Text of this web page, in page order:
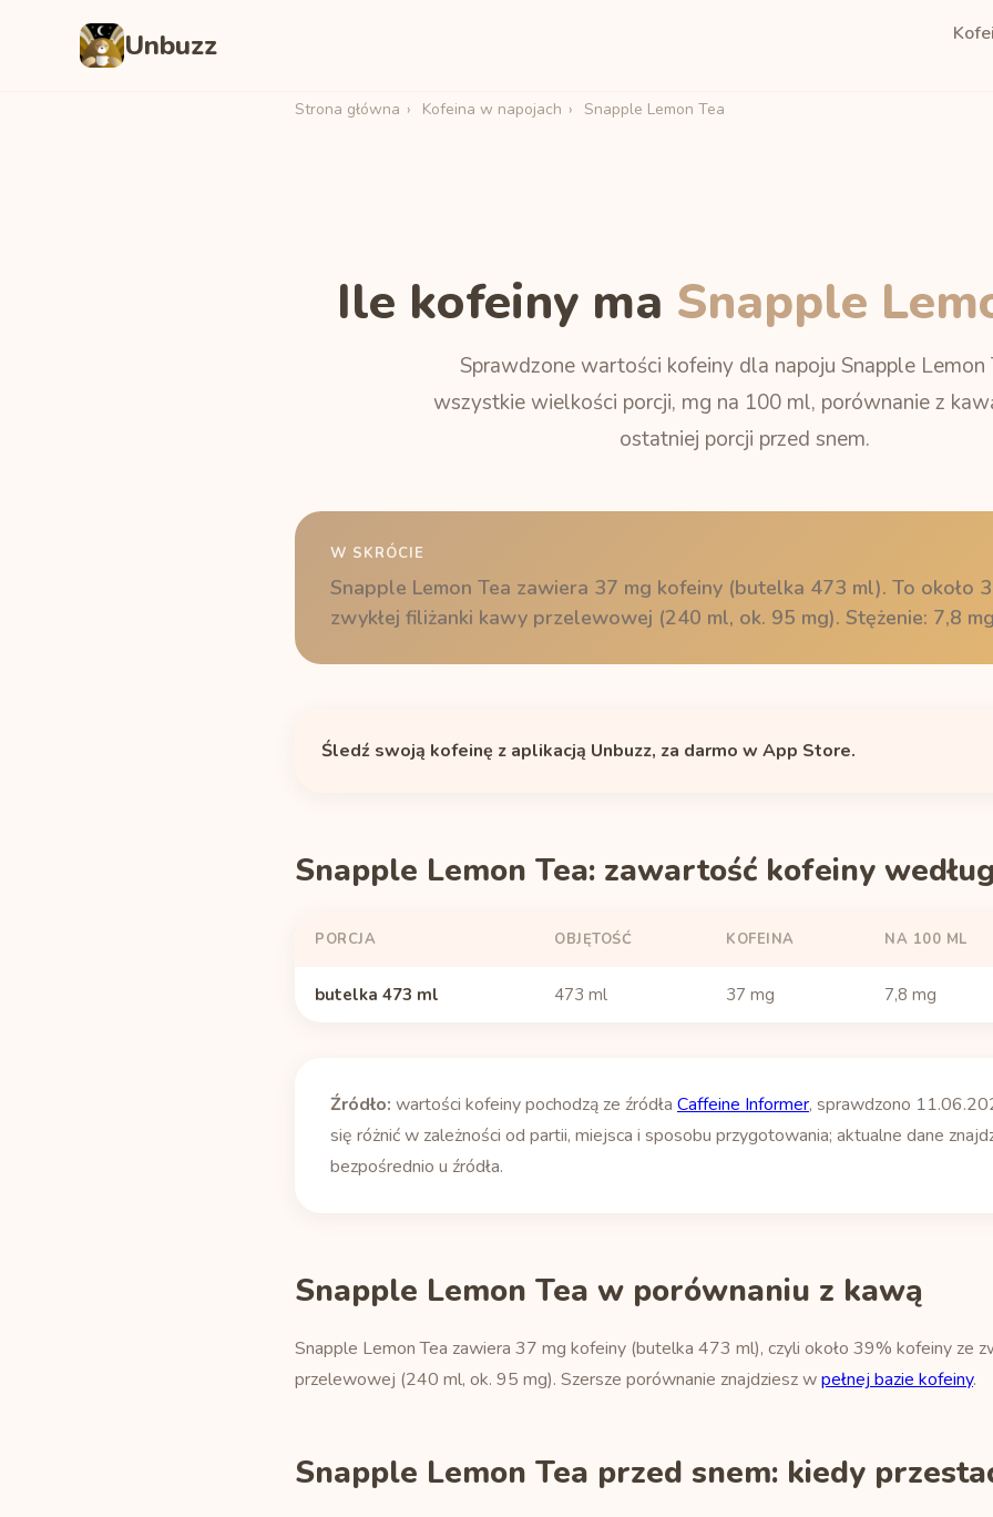
Unbuzz
Strona główna › Kofeina w napojach › Snapple Lemon Tea
Ile kofeiny ma Snapple
Sprawdzone wartości kofeiny dla napoju Snapple Lemon
wszystkie wielkości porcji, mg na 100 ml, porównanie z
ostatniej porcji przed snem.
W SKRÓCIE
Snapple Lemon Tea zawiera 37 mg kofeiny (butelka 473 ml). To około
zwykłej filiżanki kawy przelewowej (240 ml, ok. 95 mg). Stężenie: 7,8
Śledź swoją kofeinę z aplikacją Unbuzz, za darmo w App Store.
Snapple Lemon Tea: zawartość kofeiny
PORCJA OBJĘTOŚĆ KOFEINA NA 100 ML
butelka 473 ml 473 ml 37 mg 7,8 mg
Źródło: wartości kofeiny pochodzą ze źródła Caffeine Informer, sprawdzono
się różnić w zależności od partii, miejsca i sposobu przygotowania; aktualne dane
bezpośrednio u źródła.
Snapple Lemon Tea w porównaniu z kawą
Snapple Lemon Tea zawiera 37 mg kofeiny (butelka 473 ml), czyli około 39% kofeiny ze
przelewowej (240 ml, ok. 95 mg). Szersze porównanie znajdziesz wpełnej bazie kofeiny.
Snapple Lemon Tea przed snem: kiedy